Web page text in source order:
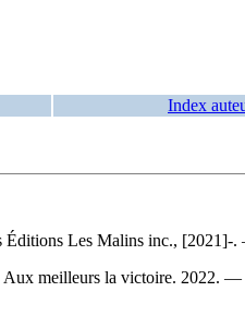
Index
Les Malins inc., [2021]-
Aux meilleurs la victoire. 2022.